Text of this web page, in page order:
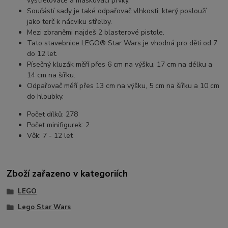
Součástí sady je také odpařovač vlhkosti, který poslouží
jako terč k nácviku střelby.
Mezi zbraněmi najdeš 2 blasterové pistole.
Tato stavebnice LEGO® Star Wars je vhodná pro děti od 7
do 12 let.
Písečný kluzák měří přes 6 cm na výšku, 17 cm na délku a
14 cm na šířku.
Odpařovač měří přes 13 cm na výšku, 5 cm na šířku a 10 cm
do hloubky.
Počet dílků: 278
Počet minifigurek: 2
Věk: 7 - 12 let
Zboží zařazeno v kategoriích
LEGO
Lego Star Wars